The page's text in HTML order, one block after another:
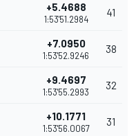
+5.4688
1:53'51.2984
41
+7.0950
1:53'52.9246
38
+9.4697
1:53'55.2993
32
+10.1771
1:53'56.0067
31